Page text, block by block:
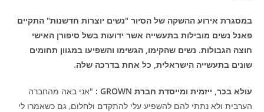
במסגרת אירוע ההשקה של הסיור "נשים יוצרות חדשנות" התקיים
פאנל נשים מובילות בתעשייה אשר ידועות בשל סיפורן האישי
חוצה הגבולות. נשים שהקימו, הגשימו והשפיעו במגוון תחומים
שונים בתעשייה הישראלית, כל אחת בדרכה שלה.
עולא בכר, ייזמית ומייסדת חברת GROWN :
"אני באה מהחברה
הערבית ולא נתתי להם להשפיע עלי להתקדם ולחלום, גם כשאמרו לי